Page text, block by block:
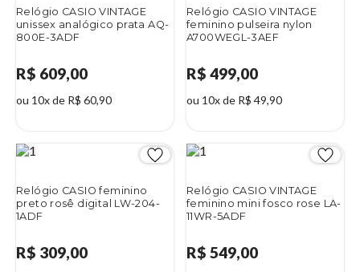
Relógio CASIO VINTAGE
unissex analógico prata AQ-
800E-3ADF
R$ 609,00
ou 10x de R$ 60,90
Relógio CASIO VINTAGE
feminino pulseira nylon
A700WEGL-3AEF
R$ 499,00
ou 10x de R$ 49,90
Relógio CASIO feminino
preto rosê digital LW-204-
1ADF
R$ 309,00
Relógio CASIO VINTAGE
feminino mini fosco rose LA-
11WR-5ADF
R$ 549,00